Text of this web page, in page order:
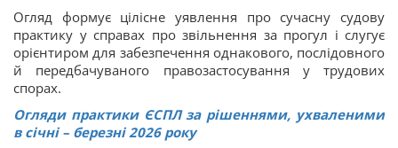
Огляд формує цілісне уявлення про сучасну судову
практику у справах про звільнення за прогул і слугує
орієнтиром для забезпечення однакового, послідовного
й передбачуваного правозастосування у трудових
спорах.
Огляди практики ЄСПЛ за рішеннями, ухваленими
в січні – березні 2026 року